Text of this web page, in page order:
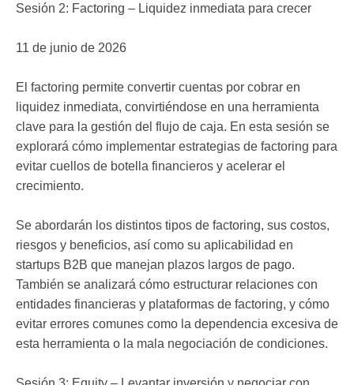
Sesión 2: Factoring – Liquidez inmediata para crecer
11 de junio de 2026
El factoring permite convertir cuentas por cobrar en
liquidez inmediata, convirtiéndose en una herramienta
clave para la gestión del flujo de caja. En esta sesión se
explorará cómo implementar estrategias de factoring para
evitar cuellos de botella financieros y acelerar el
crecimiento.
Se abordarán los distintos tipos de factoring, sus costos,
riesgos y beneficios, así como su aplicabilidad en
startups B2B que manejan plazos largos de pago.
También se analizará cómo estructurar relaciones con
entidades financieras y plataformas de factoring, y cómo
evitar errores comunes como la dependencia excesiva de
esta herramienta o la mala negociación de condiciones.